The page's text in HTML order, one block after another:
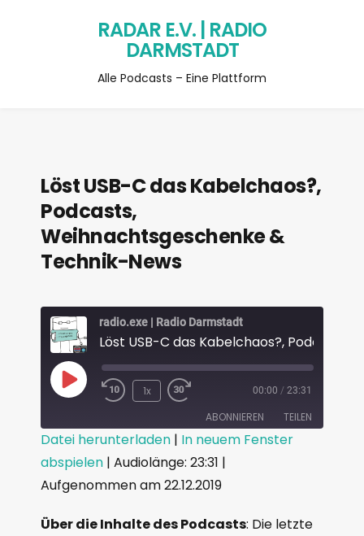
RADAR E.V. | RADIO
DARMSTADT
Alle Podcasts – Eine Plattform
Löst USB-C das Kabelchaos?,
Podcasts,
Weihnachtsgeschenke &
Technik-News
radio.exe | Radio Darmstadt
1x 00:00 / 23:31
ABONNIEREN TEILEN
RSS FEED
TEILEN
LINK
EMBED
Datei herunterladen | In neuem Fenster
abspielen | Audiolänge: 23:31 |
Aufgenommen am 22.12.2019
Über die Inhalte des Podcasts: Die letzte